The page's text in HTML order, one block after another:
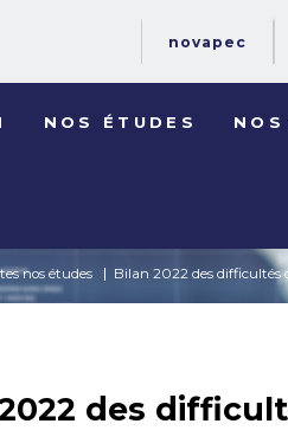
novapec
NOS ÉTUDES
nos études Bilan 2022 des difficultés
des